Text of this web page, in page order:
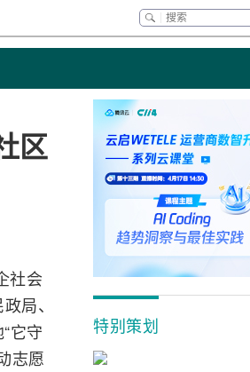
区
社会
局、
它守
志愿
特别策划